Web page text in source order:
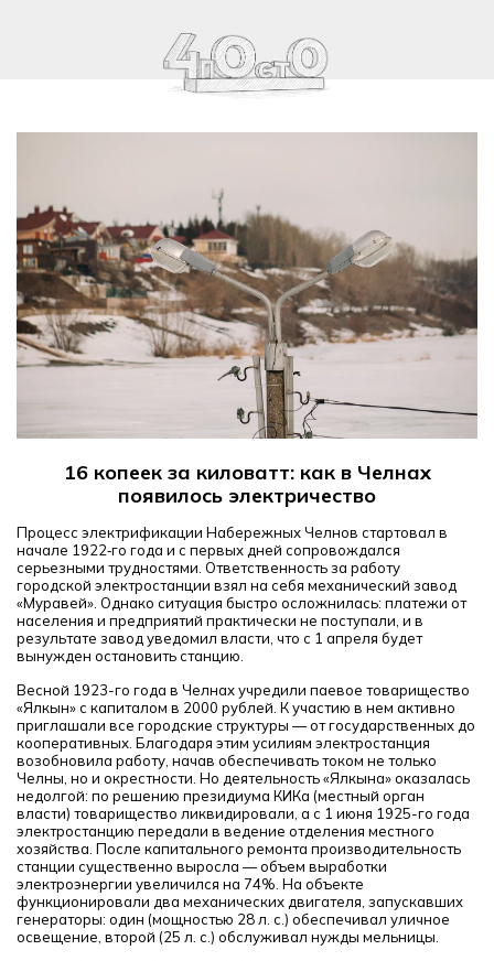
16 копеек за киловатт: как в Челнах
появилось электричество
Процесс электрификации Набережных Челнов стартовал в
начале 1922‑го года и с первых дней сопровождался
серьезными трудностями. Ответственность за работу
городской электростанции взял на себя механический завод
«Муравей». Однако ситуация быстро осложнилась: платежи от
населения и предприятий практически не поступали, и в
результате завод уведомил власти, что с 1 апреля будет
вынужден остановить станцию.
Весной 1923-го года в Челнах учредили паевое товарищество
«Ялкын» с капиталом в 2000 рублей. К участию в нем активно
приглашали все городские структуры — от государственных до
кооперативных. Благодаря этим усилиям электростанция
возобновила работу, начав обеспечивать током не только
Челны, но и окрестности. Но деятельность «Ялкына» оказалась
недолгой: по решению президиума КИКа (местный орган
власти) товарищество ликвидировали, а с 1 июня 1925-го года
электростанцию передали в ведение отделения местного
хозяйства. После капитального ремонта производительность
станции существенно выросла — объем выработки
электроэнергии увеличился на 74%. На объекте
функционировали два механических двигателя, запускавших
генераторы: один (мощностью 28 л. с.) обеспечивал уличное
освещение, второй (25 л. с.) обслуживал нужды мельницы.